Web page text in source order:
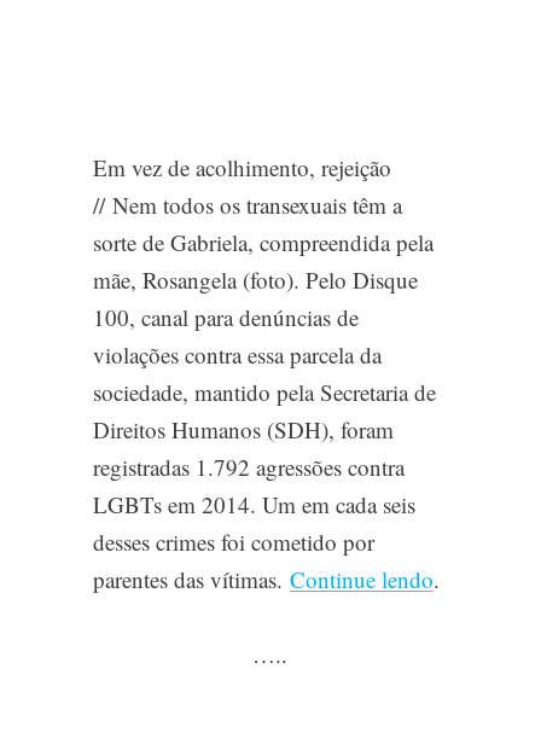
Em vez de acolhimento, rejeição
//Nem todos os transexuais têm a
sorte de Gabriela, compreendida pela
mãe, Rosangela (foto). Pelo Disque
100, canal para denúncias de
violações contra essa parcela da
sociedade, mantido pela Secretaria de
Direitos Humanos (SDH), foram
registradas 1.792 agressões contra
LGBTs em 2014. Um em cada seis
desses crimes foi cometido por
parentes das vítimas. Continue lendo.
…..